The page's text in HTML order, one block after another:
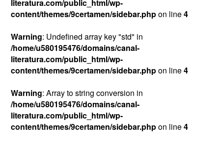
literatura.com/public_html/wp-
content/themes/9certamen/sidebar.phpon line4
Warning: Undefined array key "std" in
/home/u580195476/domains/canal-
literatura.com/public_html/wp-
content/themes/9certamen/sidebar.phpon line4
Warning: Array to string conversion in
/home/u580195476/domains/canal-
literatura.com/public_html/wp-
content/themes/9certamen/sidebar.phpon line4